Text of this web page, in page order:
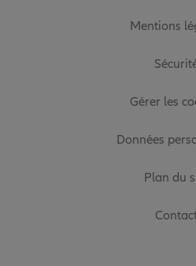
Mentions
Gérer les
Données
Plan du